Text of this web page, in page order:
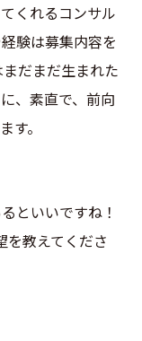
くれるコンサル
験は募集内容を
だまだ生まれた
、素直で、前向
す。
といいですね！
を教えてくださ